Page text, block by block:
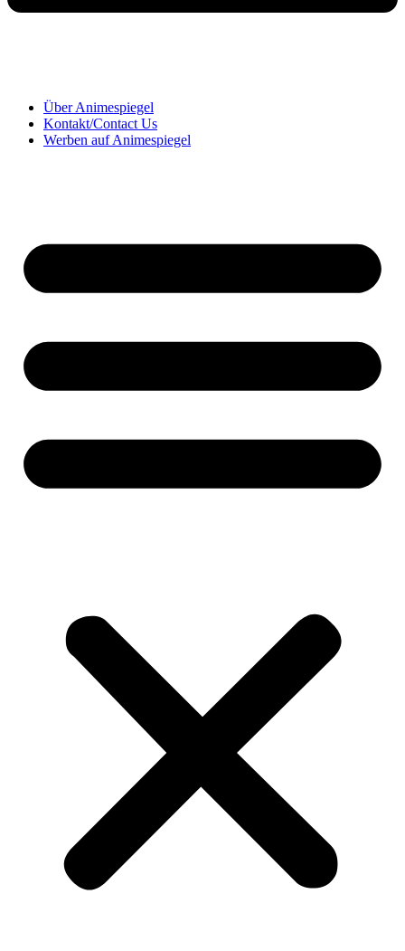
Über Animespiegel
Kontakt/Contact Us
Werben auf Animespiegel